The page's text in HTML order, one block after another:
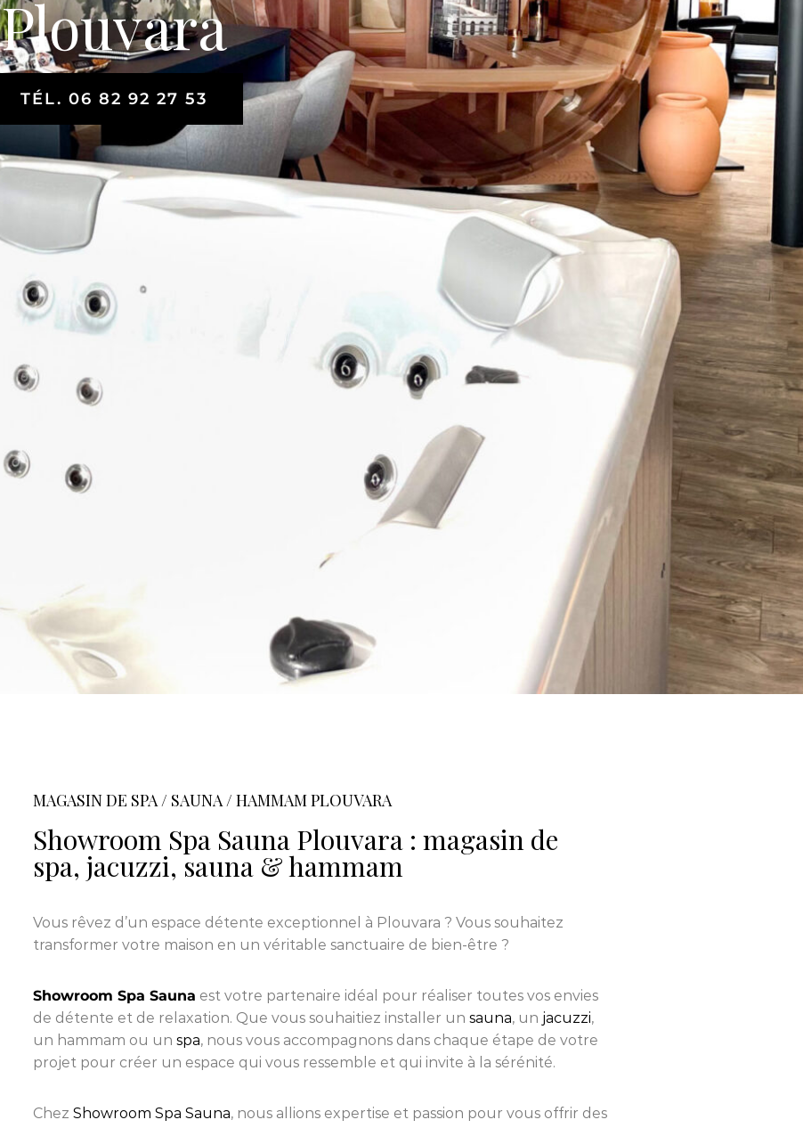
Plouvara
TÉL. 06 82 92 27 53
MAGASIN DE SPA / SAUNA / HAMMAM PLOUVARA
Showroom Spa Sauna Plouvara : magasin de
spa, jacuzzi, sauna & hammam
Vous rêvez d’un espace détente exceptionnel à Plouvara ? Vous souhaitez
transformer votre maison en un véritable sanctuaire de bien-être ?
Showroom Spa Sauna est votre partenaire idéal pour réaliser toutes vos envies
de détente et de relaxation. Que vous souhaitiez installer un sauna, un jacuzzi,
un hammam ou un spa, nous vous accompagnons dans chaque étape de votre
projet pour créer un espace qui vous ressemble et qui invite à la sérénité.
Chez Showroom Spa Sauna, nous allions expertise et passion pour vous offrir des